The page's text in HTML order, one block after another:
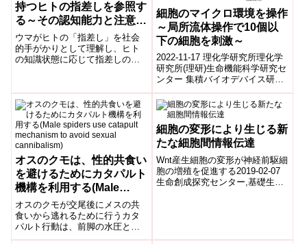
持つヒトの指差しを参照す
る～その認知能力と注意力
との関連性～
ウマがヒトの「指差し」を社会
的手がかりとして理解し、ヒト
の知識状態に応じて指差しの信
があり、この違いは個体の注意
力の高さに関連していることが
わかった。
細胞のマイクロ環境を操作
～局所流体操作で10個以
下の細胞を刺激～
2022-11-17 理化学研究所理化学
研究所(理研)⽣命機能科学研究セ
ンター 集積バイオデバイス研究
チームの太田 亘俊 研究員、田中
陽 チームリーダー(研究...
オスのクモは、性的共食い
を避けるためにカタパルト
機構を利用する(Male
spiders use catapult
mechanism to avoid
sexual cannibalism)
オスのクモが交尾後にメスの共
食いから逃れるために行うカタ
パルト行動は、前脚の水圧と弾
力性によって可能になる
細胞の変形により生じる新
たな細胞間情報伝達
Wnt産生細胞の変形が神経前駆細
胞の増殖を促進する2019-02-07
生命創成探究センター,基礎生物